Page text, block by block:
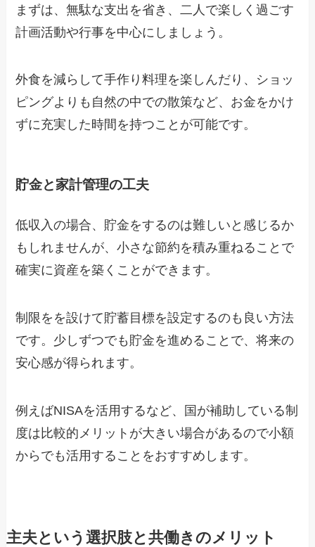
まずは、無駄な支出を省き、二人で楽しく過ごす
計画活動や行事を中心にしましょう。
外食を減らして手作り料理を楽しんだり、ショッ
ピングよりも自然の中での散策など、お金をかけ
ずに充実した時間を持つことが可能です。
貯金と家計管理の工夫
低収入の場合、貯金をするのは難しいと感じるか
もしれませんが、小さな節約を積み重ねることで
確実に資産を築くことができます。
制限をを設けて貯蓄目標を設定するのも良い方法
です。少しずつでも貯金を進めることで、将来の
安心感が得られます。
例えばNISAを活用するなど、国が補助している制
度は比較的メリットが大きい場合があるので小額
からでも活用することをおすすめします。
主夫という選択肢と共働きのメリット